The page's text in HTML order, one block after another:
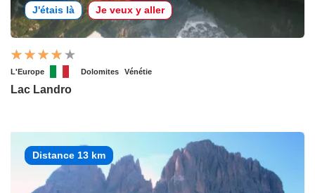
J'étais là Je veux y aller
L'Europe Dolomites Vénétie
Lac Landro
Distance 13 km